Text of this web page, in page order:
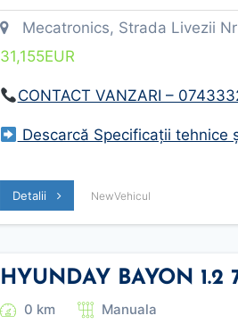
Mecatronics, Strada Livezii
31,155EUR
CONTACT VANZARI –
Descarcă Specificații tehnice
Detalii NewVehicul
HYUNDAY BAYON 1.2
0 km Manuala